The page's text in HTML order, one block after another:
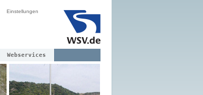
Einstellungen
Webservices